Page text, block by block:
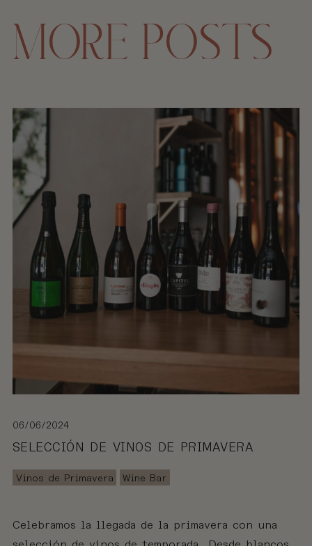
MORE POSTS
06/06/2024
SELECCIÓN DE VINOS DE PRIMAVERA
Vinos de Primavera Wine Bar
Celebramos la llegada de la primavera con una